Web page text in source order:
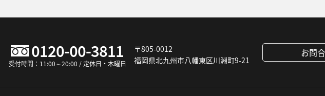
0120-00-3811
受付時間：11:00～20:00 / 定休日・木曜日
〒805-0012
福岡県北九州市八幡東区川淵町9-21
お問